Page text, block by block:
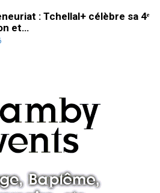
: Tchellal+ célèbre sa 4ᵉ
et…